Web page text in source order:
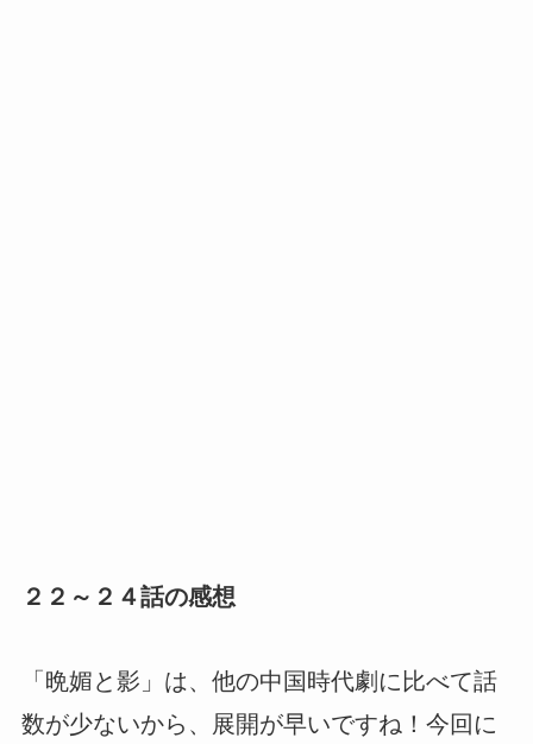
２２～２４話の感想
「晩媚と影」は、他の中国時代劇に比べて話
数が少ないから、展開が早いですね！今回に